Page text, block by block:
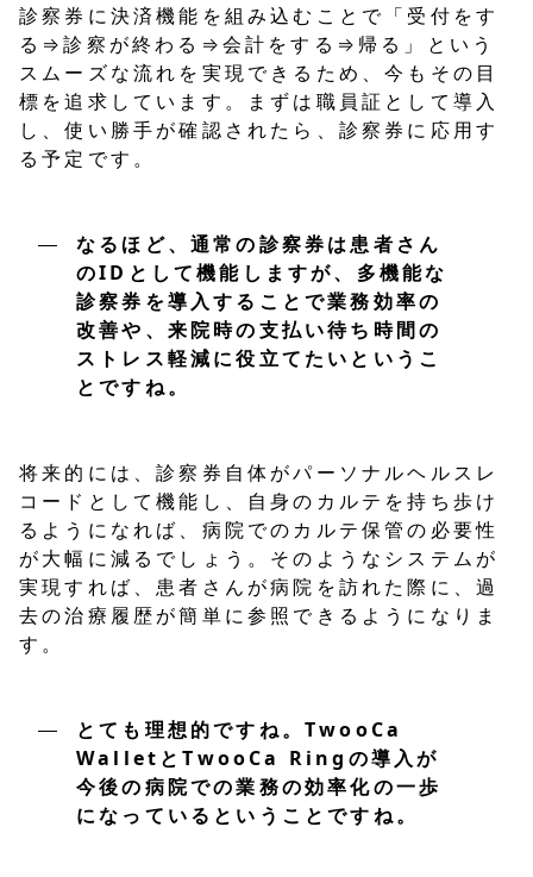
診察券に決済機能を組み込むことで「受付をす
る⇒診察が終わる⇒会計をする⇒帰る」という
スムーズな流れを実現できるため、今もその目
標を追求しています。まずは職員証として導入
し、使い勝手が確認されたら、診察券に応用す
る予定です。
なるほど、通常の診察券は患者さん
のIDとして機能しますが、多機能な
診察券を導入することで業務効率の
改善や、来院時の支払い待ち時間の
ストレス軽減に役立てたいというこ
とですね。
将来的には、診察券自体がパーソナルヘルスレ
コードとして機能し、自身のカルテを持ち歩け
るようになれば、病院でのカルテ保管の必要性
が大幅に減るでしょう。そのようなシステムが
実現すれば、患者さんが病院を訪れた際に、過
去の治療履歴が簡単に参照できるようになりま
す。
とても理想的ですね。TwooCa
WalletとTwooCa Ringの導入が
今後の病院での業務の効率化の一歩
になっているということですね。